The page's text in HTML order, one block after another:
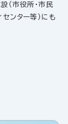
（市役所・市民
センター等）にも